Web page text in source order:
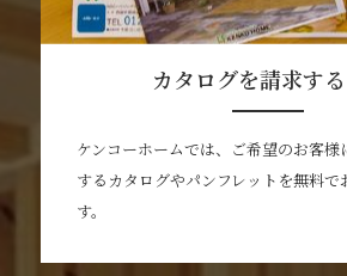
カタログを請求する
ケンコーホームでは、ご希望のお客様
するカタログやパンフレットを無料で
す。